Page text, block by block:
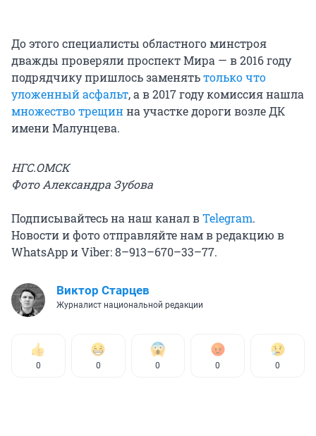
До этого специалисты областного минстроя
дважды проверяли проспект Мира — в 2016 году
подрядчику пришлось заменятьтолько что
уложенный асфальт, а в 2017 году комиссия нашла
множество трещинна участке дороги возле ДК
имени Малунцева.
НГС.ОМСК
Фото Александра Зубова
Подписывайтесь на наш канал вTelegram.
Новости и фото отправляйте нам в редакцию в
WhatsApp и Viber: 8–913–670–33–77.
Виктор Старцев
Журналист национальной редакции
0 0 0 0 0